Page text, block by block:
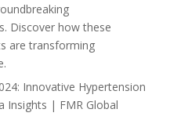
Discover how these
are transforming
Innovative Hypertension
Insights | FMR Global